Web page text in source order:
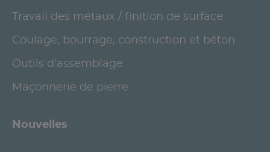
Travail des métaux / finition de surface
Coulage, bourrage, construction et béton
Outils d'assemblage
Maçonnerie de pierre
Nouvelles